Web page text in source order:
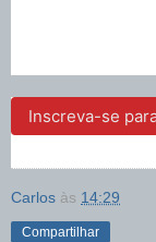
Inscreva-se
Carlos às 14:29
Compartilhar